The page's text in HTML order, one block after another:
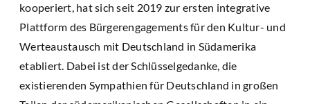
kooperiert, hat sich seit 2019 zur ersten integrative
Plattform des Bürgerengagements für den Kultur- und
Werteaustausch mit Deutschland in Südamerika
etabliert. Dabei ist der Schlüsselgedanke, die
existierenden Sympathien für Deutschland in großen